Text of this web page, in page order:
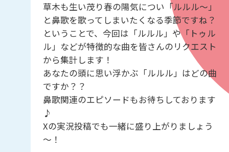
草木も生い茂り春の陽気につい「ルルル～」
と鼻歌を歌ってしまいたくなる季節ですね？
ということで、今回は「ルルル」や「トゥル
ル」などが特徴的な曲を皆さんのリクエスト
から集計します！
あなたの頭に思い浮かぶ「ルルル」はどの曲
ですか？？
鼻歌関連のエピソードもお待ちしております
♪
Xの実況投稿でも一緒に盛り上がりましょう
～！